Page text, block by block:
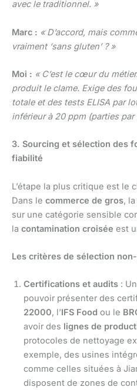
avec le traditionnel. »
Marc : « D’accord, mais
vraiment ‘sans gluten’ ? »
Moi : « C’est le cœur du
produit le clame. Exige des
totale et des tests ELISA par
inférieur à 20 ppm (parties par
3. Sourcing et sélection des
fiabilité
L’étape la plus critique est le
Dans le commerce de gros,
sur une catégorie sensible
la contamination croisée est
Les critères de sélection
Certifications et audits :
pouvoir présenter des
22000, l’IFS Food ou le
avoir des lignes de
protocoles de nettoyage
exemple, des usines
comme celles situées à
disposent de zones de